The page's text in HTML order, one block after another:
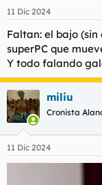
e
:
11 Dic 2024
Faltan: el bajo
superPC que
Y todo falando
miliu
Cronista
11 Dic 2024